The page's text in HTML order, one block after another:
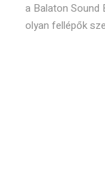
a Balaton Sound
olyan fellépők